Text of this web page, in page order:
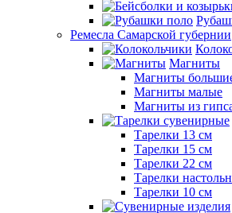
Ремесла Самарской губернии
Магниты
Магниты
Магниты малые
Магниты из
Тарелки 13 см
Тарелки 15 см
Тарелки 22 см
Тарелки
Тарелки 10 см